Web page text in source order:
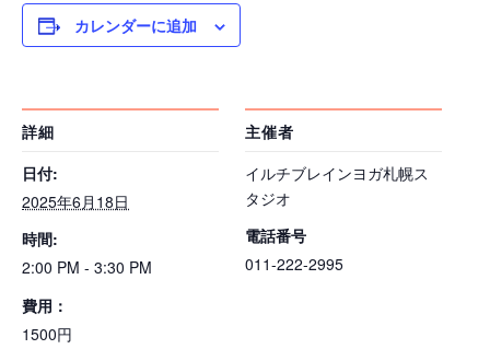
カレンダーに追加
詳細
日付:
2025年6月18日
時間:
2:00 PM - 3:30 PM
費用：
1500円
主催者
イルチブレインヨガ札幌ス
タジオ
電話番号
011-222-2995